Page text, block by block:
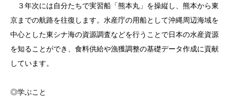
３年次には自分たちで実習船「熊本丸」を操縦し、熊本から東
京までの航路を往復します。水産庁の用船として沖縄周辺海域を
中心とした東シナ海の資源調査などを行うことで日本の水産資源
を知ることができ、食料供給や漁獲調整の基礎データ作成に貢献
しています。
◎学ぶこと